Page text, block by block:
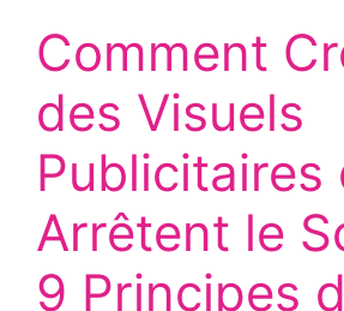
Comment
des Visuels
Publicitaires
Arrêtent le
9 Principes